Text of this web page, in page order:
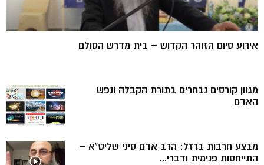
אירוע סיום הזוהר הקדוש – בית מדרש הסולם
מגוון קורסים נבחרים בתורת הקבלה ונפש
האדם
מבצע חרבות ברזל: הרב אדם סיני שליט”א –
התייחסות פנימית ודברי...